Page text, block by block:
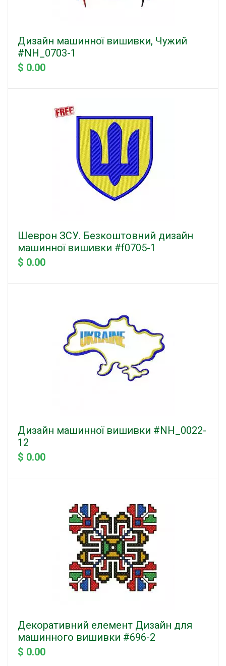
Дизайн машинної вишивки, Чужий
#NH_0703-1
$ 0.00
Шеврон ЗСУ. Безкоштовний дизайн
машинної вишивки #f0705-1
$ 0.00
Дизайн машинної вишивки #NH_0022-
12
$ 0.00
Декоративний елемент Дизайн для
машинного вишивки #696-2
$ 0.00